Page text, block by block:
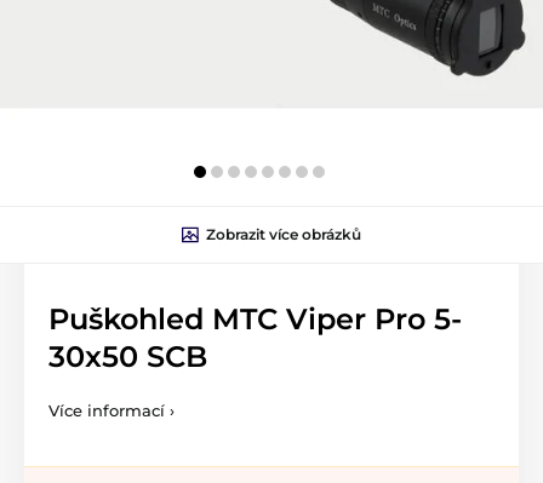
Zobrazit více obrázků
Puškohled MTC Viper Pro 5-
30x50 SCB
Více informací ›